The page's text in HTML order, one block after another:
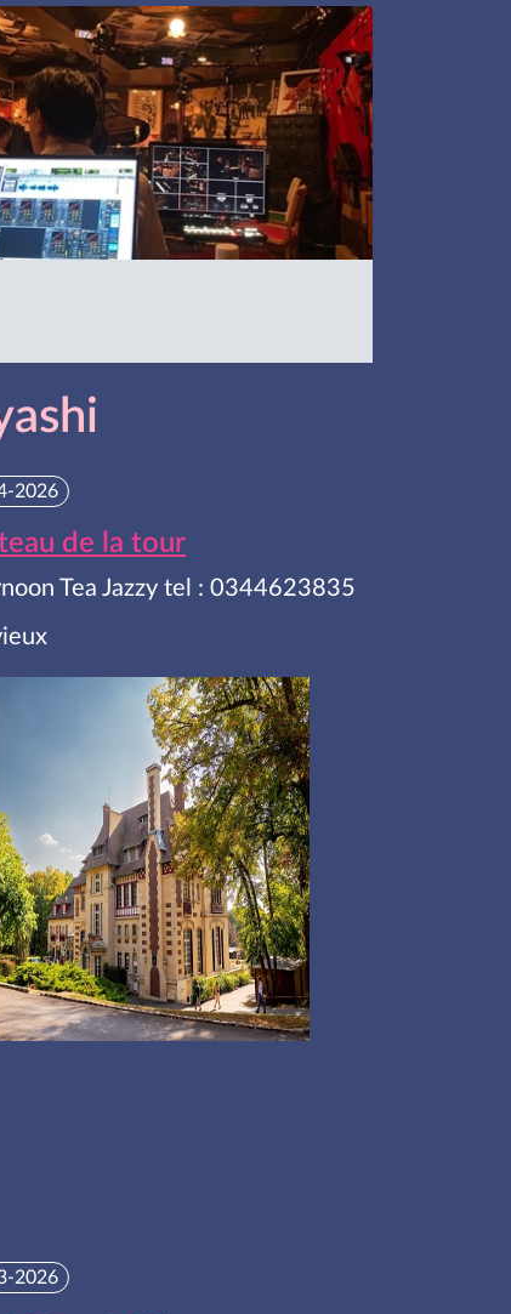
2026
de la tour
Tea Jazzy tel : 0344623835
2026